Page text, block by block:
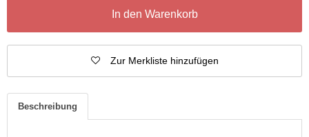
In den Warenkorb
Zur Merkliste hinzufügen
Beschreibung